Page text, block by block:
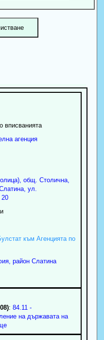
вписванията
агенция
, общ. Столична,
, ул.
към Агенцията по
район Слатина
: 84.11 -
на държавата на